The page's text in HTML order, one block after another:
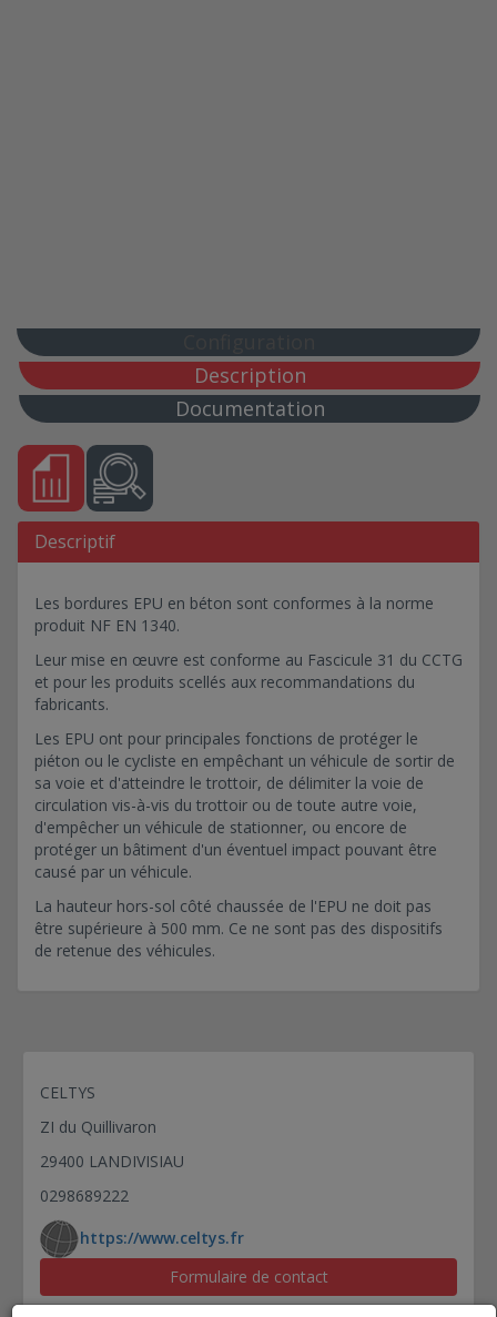
Description
Documentation
Descriptif
Les bordures EPU en béton sont conformes à la norme
produit NF EN 1340.
Leur mise en œuvre est conforme au Fascicule 31 du CCTG
et pour les produits scellés aux recommandations du
fabricants.
Les EPU ont pour principales fonctions de protéger le
piéton ou le cycliste en empêchant un véhicule de sortir de
sa voie et d'atteindre le trottoir, de délimiter la voie de
circulation vis-à-vis du trottoir ou de toute autre voie,
d'empêcher un véhicule de stationner, ou encore de
protéger un bâtiment d'un éventuel impact pouvant être
causé par un véhicule.
La hauteur hors-sol côté chaussée de l'EPU ne doit pas
être supérieure à 500 mm. Ce ne sont pas des dispositifs
de retenue des véhicules.
CELTYS
ZI du Quillivaron
29400 LANDIVISIAU
0298689222
https://www.celtys.fr
Formulaire de contact